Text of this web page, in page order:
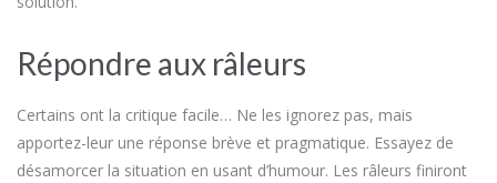
Répondre aux râleurs
Certains ont la critique facile… Ne les ignorez pas, mais
apportez-leur une réponse brève et pragmatique. Essayez de
désamorcer la situation en usant d’humour. Les râleurs finiront